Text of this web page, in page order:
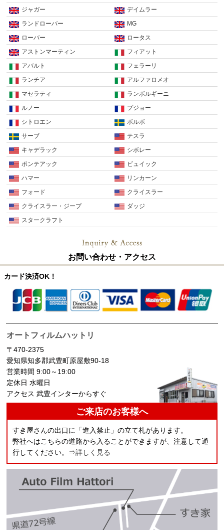
ジャガー
デイムラー
ランドローバー
MG
ローバー
ロータス
アストンマーティン
フィアット
アバルト
フェラーリ
ランチア
アルファロメオ
マセラティ
ランボルギーニ
ルノー
プジョー
シトロエン
ボルボ
サーブ
テスラ
キャデラック
シボレー
ポンテアック
ビュイック
ハマー
リンカーン
フォード
クライスラー
クライスラー・ジープ
ダッジ
スタークラフト
お問い合わせ・アクセス
カード決済OK！
オートフィルムハットリ
〒470-2375
愛知県知多郡武豊町原屋敷90-18
営業時間 9:00～19:00
定休日 水曜日
アクセス 武豊インターからすぐ
ご来店のお客様へ
すき屋さんの出口に「進入禁止」の立て札があります。
弊社へはこちらの道路から入ることができますが、注意して通
行してください。 ⇒詳しく見る